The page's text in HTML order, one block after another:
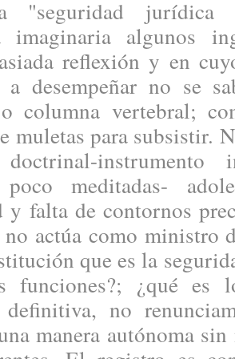
"seguridad jurídica
imaginaria algunos
reflexión y en
a desempeñar no se
o columna vertebral;
muletas para subsistir.
instrumento
poco meditadas-
y falta de contornos
actúa como ministro
que es la
funciones?; ¿qué
no
manera autónoma